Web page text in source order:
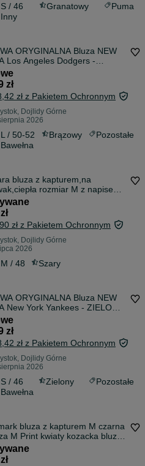
S / 46 Granatowy
Puma
Inny
ORYGINALNA Bluza NEW
Los Angeles Dodgers -
rozm. XL
zł
zł z Pakietem Ochronnym
Dojlidy Górne
2026
L / 50-52 Brązowy
Pozostałe
Bawełna
bluza z kapturem,na
rozmiar M z napisem
zł z Pakietem Ochronnym
Dojlidy Górne
2026
M / 48 Szary
ORYGINALNA Bluza NEW
New York Yankees - ZIELONA
S
zł
zł z Pakietem Ochronnym
Dojlidy Górne
2026
S / 46 Zielony
Pozostałe
Bawełna
bluza z kapturem M czarna
M Print kwiaty kozacka bluza
oversize